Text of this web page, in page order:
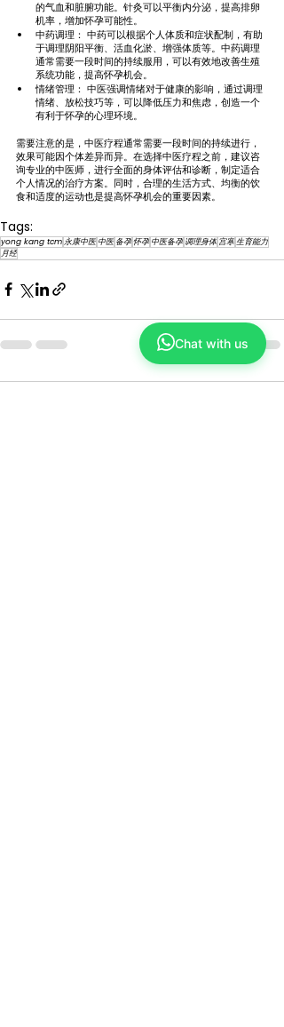
的气血和脏腑功能。针灸可以平衡内分泌，提高排卵
机率，增加怀孕可能性。
中药调理： 中药可以根据个人体质和症状配制，有助
于调理阴阳平衡、活血化淤、增强体质等。中药调理
通常需要一段时间的持续服用，可以有效地改善生殖
系统功能，提高怀孕机会。
情绪管理： 中医强调情绪对于健康的影响，通过调理
情绪、放松技巧等，可以降低压力和焦虑，创造一个
有利于怀孕的心理环境。
需要注意的是，中医疗程通常需要一段时间的持续进行，
效果可能因个体差异而异。在选择中医疗程之前，建议咨
询专业的中医师，进行全面的身体评估和诊断，制定适合
个人情况的治疗方案。同时，合理的生活方式、均衡的饮
食和适度的运动也是提高怀孕机会的重要因素。
Tags:
yong kang tcm永康中医 中医 备孕怀孕 中医备孕 调理身体 宫寒 生育能力
月经
Chat with us